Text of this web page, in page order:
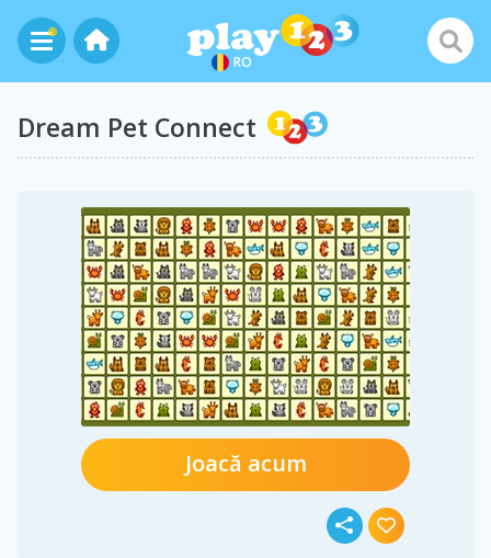
RO
Dream Pet Connect
Joacă acum